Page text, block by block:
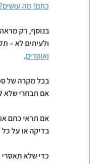
כתם! מה
בנוסף, רק מראה
ולעיתים לא –
ואוסרים.
בכל מקרה של
אם תבחרי שלא
אם תראי כתם
בדיקה או על
כדי שלא